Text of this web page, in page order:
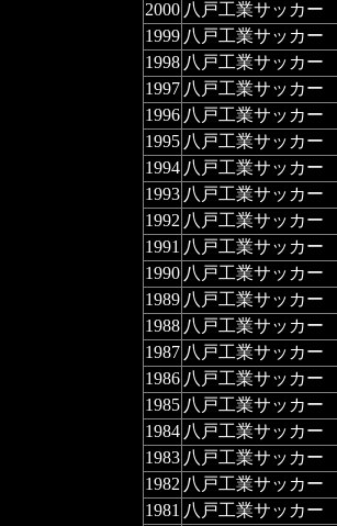
2000 八戸工業サッカー
1999 八戸工業サッカー
1998 八戸工業サッカー
1997 八戸工業サッカー
1996 八戸工業サッカー
1995 八戸工業サッカー
1994 八戸工業サッカー
1993 八戸工業サッカー
1992 八戸工業サッカー
1991 八戸工業サッカー
1990 八戸工業サッカー
1989 八戸工業サッカー
1988 八戸工業サッカー
1987 八戸工業サッカー
1986 八戸工業サッカー
1985 八戸工業サッカー
1984 八戸工業サッカー
1983 八戸工業サッカー
1982 八戸工業サッカー
1981 八戸工業サッカー